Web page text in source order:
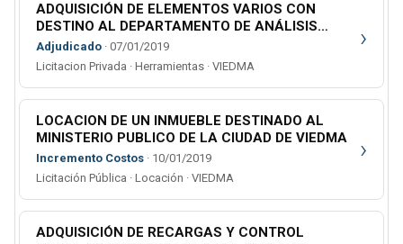
ADQUISICIÓN DE ELEMENTOS VARIOS CON
DESTINO AL DEPARTAMENTO DE ANÁLISIS
BALÍSTICO LEGAL Y UNIDADES OPERATIVAS
DEL MINISTERIO PÚBLICO FISCAL
Adjudicado · 07/01/2019
Licitacion Privada · Herramientas · VIEDMA
›
LOCACION DE UN INMUEBLE DESTINADO AL
MINISTERIO PUBLICO DE LA CIUDAD DE VIEDMA
Incremento Costos · 10/01/2019
Licitación Pública · Locación · VIEDMA
›
ADQUISICIÓN DE RECARGAS Y CONTROL